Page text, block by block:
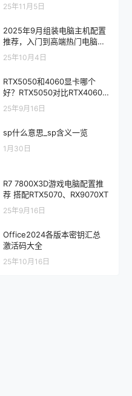
25年11月5日
2025年9月组装电脑主机配置
推荐，入门到高端热门电脑配
置方案
25年10月4日
RTX5050和4060显卡哪个
好？RTX5050对比RTX4060/
5060性能评测
25年9月16日
sp什么意思_sp含义一览
1月30日
R7 7800X3D游戏电脑配置推
荐 搭配RTX5070、RX9070XT
25年9月16日
Office2024各版本密钥汇总
激活码大全
25年10月16日